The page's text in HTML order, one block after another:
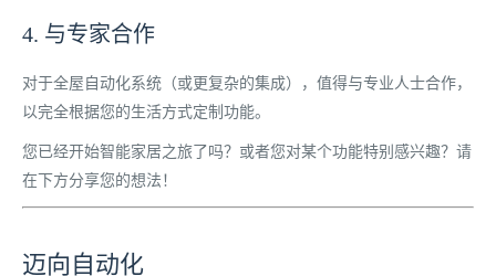
4. 与专家合作
对于全屋自动化系统（或更复杂的集成），值得与专业人士合作，
以完全根据您的生活方式定制功能。
您已经开始智能家居之旅了吗？或者您对某个功能特别感兴趣？请
在下方分享您的想法！
迈向自动化